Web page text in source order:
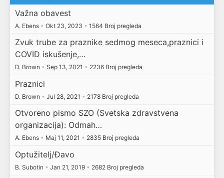
Važna obavest
A. Ebens • Okt 23, 2023 • 1564 Broj pregleda
Zvuk trube za praznike sedmog meseca,praznici i
COVID iskušenje,…
D. Brown • Sep 13, 2021 • 2236 Broj pregleda
Praznici
D. Brown • Jul 28, 2021 • 2178 Broj pregleda
Otvoreno pismo SZO (Svetska zdravstvena
organizacija): Odmah…
A. Ebens • Maj 11, 2021 • 2835 Broj pregleda
Optužitelj/Đavo
B. Subotin • Jan 21, 2019 • 2682 Broj pregleda